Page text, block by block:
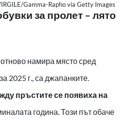
Gamma-Rapho via Getty Images
за пролет – лято
намира място сред
2025 г., са джапанките.
пръстите се появиха на
година. Този път обаче